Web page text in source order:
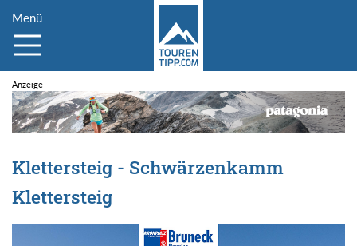
Menü
Klettersteig - Schwärzenkamm
Klettersteig